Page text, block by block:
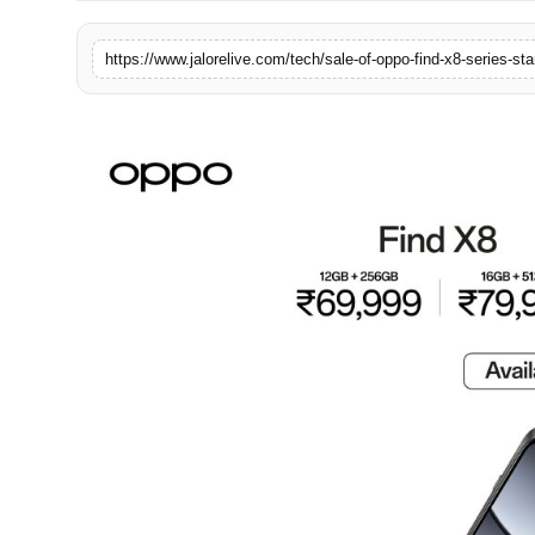
लाइफस्टाइल
https://www.jalorelive.com/tech/sale-of-oppo-find-x8-series-